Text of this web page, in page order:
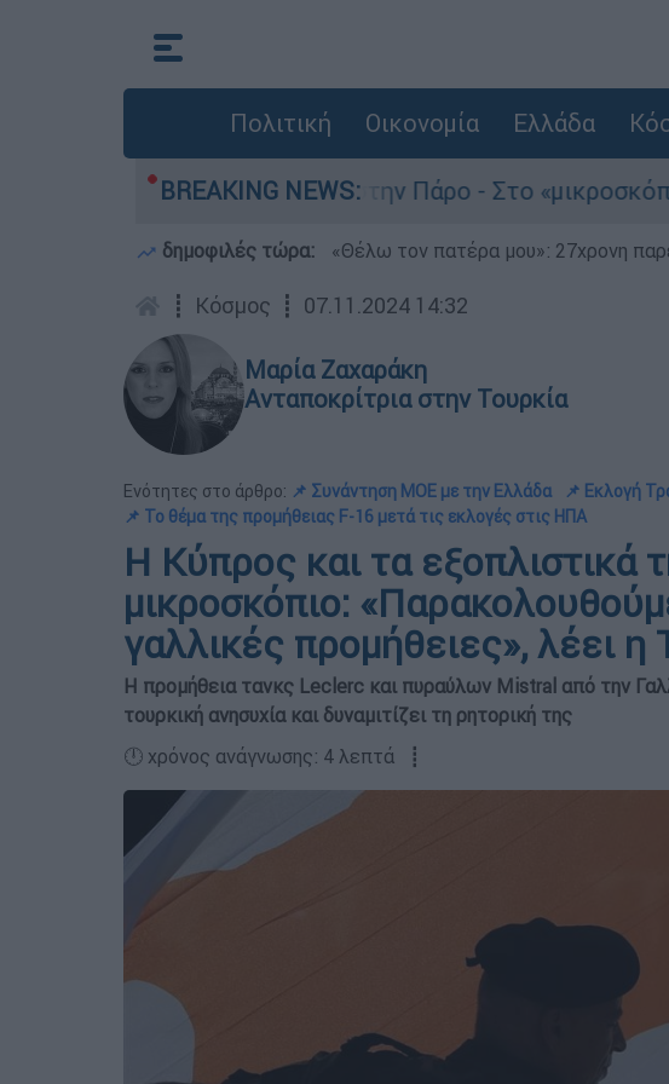
Πολιτική Οικονομία Ελλάδα
BREAKING NEWS:
του 4χρονου στην Πάρο - Στο «μικροσκόπιο» ο
δημοφιλές τώρα: «Θέλω τον πατέρα μου»: 27χρονη
┋ Κόσμος ┋ 07.11.2024 14:32
Μαρία Ζαχαράκη
Ανταποκρίτρια στην Τουρκία
Ενότητες στο άρθρο: 📌 Συνάντηση ΜΟΕ με την Ελλάδα
📌 Εκλογή
📌 Το θέμα της προμήθειας F-16 μετά τις εκλογές στις ΗΠΑ
Η Κύπρος και τα εξοπλιστικά
μικροσκόπιο:
γαλλικές προμήθειες», λέει η
Η προμήθεια τανκς Leclerc και πυραύλων Mistral από την
τουρκική ανησυχία και δυναμιτίζει τη ρητορική της
🕛 χρόνος ανάγνωσης: 4 λεπτά ┋